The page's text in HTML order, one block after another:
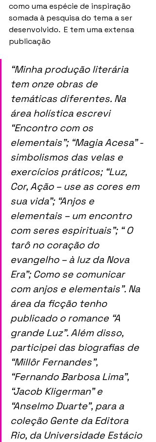
como uma espécie de inspiração
somada à pesquisa do tema a ser
desenvolvido.  E tem uma extensa
publicação
“Minha produção literária
tem onze obras de
temáticas diferentes. Na
área holística escrevi
“Encontro com os
elementais”; “Magia Acesa” -
simbolismos das velas e
exercícios práticos; “Luz,
Cor, Ação – use as cores em
sua vida”; “Anjos e
elementais – um encontro
com seres espirituais”; “ O
tarô no coração do
evangelho – à luz da Nova
Era”; Como se comunicar
com anjos e elementais”. Na
área da ficção tenho
publicado o romance “A
grande Luz”. Além disso,
participei das biografias de
“Millôr Fernandes”,
“Fernando Barbosa Lima”,
“Jacob Kligerman” e
“Anselmo Duarte”, para a
coleção Gente da Editora
Rio, da Universidade Estácio